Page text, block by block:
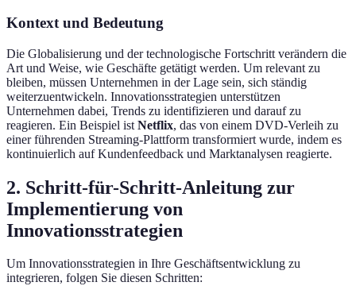
Kontext und Bedeutung
Die Globalisierung und der technologische Fortschritt verändern die
Art und Weise, wie Geschäfte getätigt werden. Um relevant zu
bleiben, müssen Unternehmen in der Lage sein, sich ständig
weiterzuentwickeln. Innovationsstrategien unterstützen
Unternehmen dabei, Trends zu identifizieren und darauf zu
reagieren. Ein Beispiel ist Netflix, das von einem DVD-Verleih zu
einer führenden Streaming-Plattform transformiert wurde, indem es
kontinuierlich auf Kundenfeedback und Marktanalysen reagierte.
2. Schritt-für-Schritt-Anleitung zur
Implementierung von
Innovationsstrategien
Um Innovationsstrategien in Ihre Geschäftsentwicklung zu
integrieren, folgen Sie diesen Schritten: